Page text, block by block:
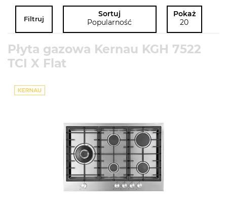
Filtruj
Sortuj
Popularność
Pokaż
20
Płyta gazowa Kernau KGH 7522
TCI X Flat